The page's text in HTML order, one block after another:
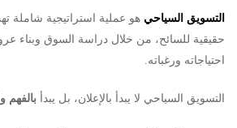
التسويق السياحي هو عملية استراتيجية شاملة
حقيقية للسائح، من خلال دراسة السوق وبناء
احتياجاته ورغباته.
التسويق السياحي لا يبدأ بالإعلان، بل يبدأ بالفهم